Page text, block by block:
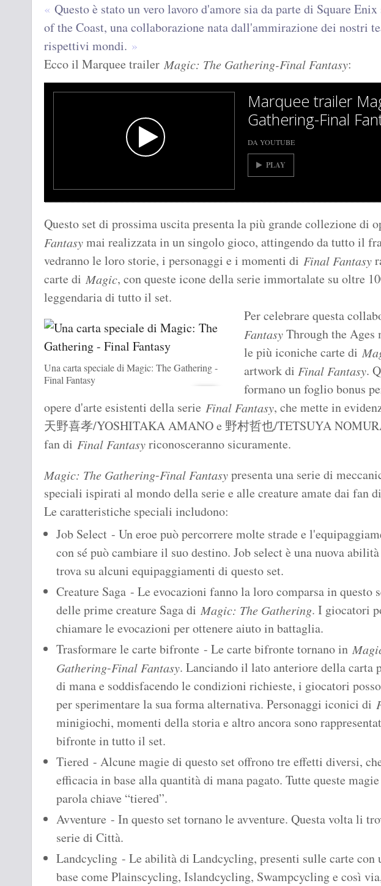
Questo è stato un vero lavoro d'amore sia da parte di Square
of the Coast, una collaborazione nata dall'ammirazione dei nostri
rispettivi mondi.
Ecco il Marquee trailer Magic: The Gathering-Final Fantasy:
Marquee trailer
Gathering-Final
DA YOUTUBE
PLAY
Questo set di prossima uscita presenta la più grande collezione di
Fantasymai realizzata in un singolo gioco, attingendo da tutto il
vedranno le loro storie, i personaggi e i momenti di Final Fantasy
carte di Magic, con queste icone della serie immortalate su oltre
leggendaria di tutto il set.
Una carta speciale di Magic: The Gathering -
Final Fantasy
Per celebrare questa
FantasyThrough the Ages
le più iconiche carte di
artwork di Final Fantasy.
formano un foglio bonus
opere d'arte esistenti della serie Final Fantasy, che mette in
天野喜孝/YOSHITAKA AMANO e 野村哲也/TETSUYA
fan di Final Fantasyriconosceranno sicuramente.
Magic: The Gathering-Final Fantasypresenta una serie di
speciali ispirati al mondo della serie e alle creature amate dai fan
Le caratteristiche speciali includono:
Job Select - Un eroe può percorrere molte strade e
con sé può cambiare il suo destino. Job select è una nuova
trova su alcuni equipaggiamenti di questo set.
Creature Saga - Le evocazioni fanno la loro comparsa in questo
delle prime creature Saga di Magic: The Gathering. I giocatori
chiamare le evocazioni per ottenere aiuto in battaglia.
Trasformare le carte bifronte - Le carte bifronte tornano in
Gathering-Final Fantasy. Lanciando il lato anteriore della carta
di mana e soddisfacendo le condizioni richieste, i giocatori
per sperimentare la sua forma alternativa. Personaggi iconici di
minigiochi, momenti della storia e altro ancora sono
bifronte in tutto il set.
Tiered - Alcune magie di questo set offrono tre effetti diversi,
efficacia in base alla quantità di mana pagato. Tutte queste
parola chiave “tiered”.
Avventure - In questo set tornano le avventure. Questa volta li
serie di Città.
Landcycling - Le abilità di Landcycling, presenti sulle carte con
base come Plainscycling, Islandcycling, Swampcycling e così